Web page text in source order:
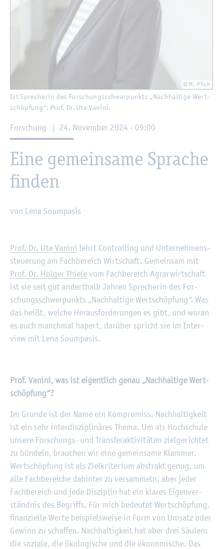
© M. Pilch
Ist Spre­che­rin des For­schungs­schwer­punkts „Nach­hal­ti­ge Wert­
schöp­fung“: Prof. Dr. Ute Va­ni­ni.
For­schung | 24. No­vem­ber 2024 - 09:00
Eine ge­mein­sa­me Spra­che
fin­den
von Lena So­um­pa­sis
Prof. Dr. Ute Va­ni­ni lehrt Con­trol­ling und Un­ter­neh­mens­
steue­rung am Fach­be­reich Wirt­schaft. Ge­mein­sam mit
Prof. Dr. Hol­ger Thie­le vom Fach­be­reich Agrar­wirt­schaft
ist sie seit gut an­dert­halb Jah­ren Spre­che­rin des For­
schungs­schwer­punkts „Nach­hal­ti­ge Wert­schöp­fung“. Was
das heißt, wel­che Her­aus­for­de­run­gen es gibt, und woran
es auch manch­mal ha­pert, dar­über spricht sie im In­ter­
view mit Lena So­um­pa­sis.
Prof. Va­ni­ni, was ist ei­gent­lich genau „Nach­hal­ti­ge Wert­
schöp­fung“?
Im Grun­de ist der Name ein Kom­pro­miss. Nach­hal­tig­keit
ist ein sehr in­ter­dis­zi­pli­nä­res Thema. Um als Hoch­schu­le
un­se­re For­schungs- und Trans­fer­ak­ti­vi­tä­ten ziel­ge­rich­tet
zu bün­deln, brau­chen wir eine ge­mein­sa­me Klam­mer.
Wert­schöp­fung ist als Ziel­kri­te­ri­um abs­trakt genug, um
alle Fach­be­rei­che da­hin­ter zu ver­sam­meln, aber jeder
Fach­be­reich und jede Dis­zi­plin hat ein kla­res Ei­gen­ver­
ständ­nis des Be­griffs. Für mich be­deu­tet Wert­schöp­fung,
fi­nan­zi­el­le Werte bei­spiels­wei­se in Form von Um­satz oder
Ge­winn zu schaf­fen. Nach­hal­tig­keit hat aber drei Säu­len:
die so­zia­le, die öko­lo­gi­sche und die öko­no­mi­sche. Das
©Fach­hoch­schu­le Kiel